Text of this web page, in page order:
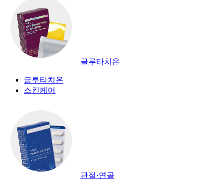
글루타치온
글루타치온
스킨케어
관절·연골